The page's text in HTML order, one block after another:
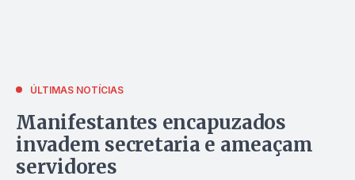
ÚLTIMAS NOTÍCIAS
Manifestantes encapuzados
invadem secretaria e ameaçam
servidores